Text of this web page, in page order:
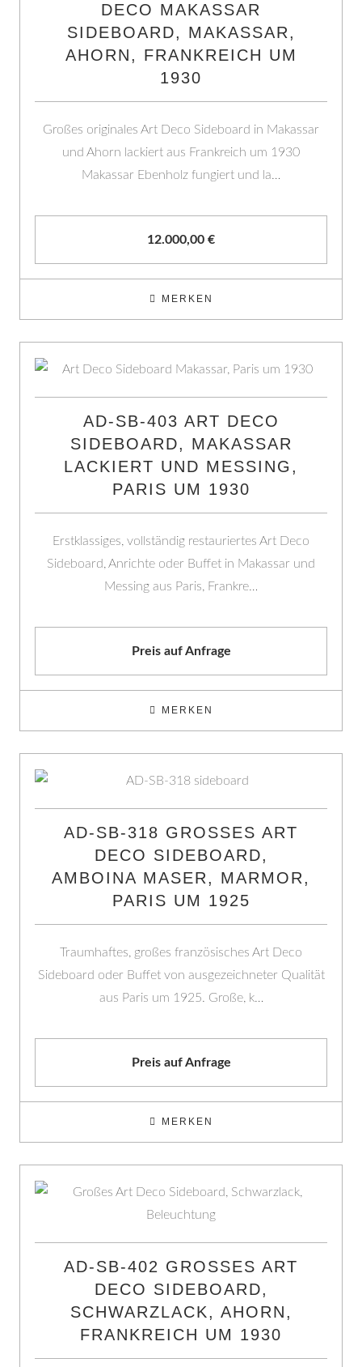
ECO MAKASSAR S
IDEBOARD, MAKASSAR, A
HORN, FRANKREICH UM 1
930
Großes originales Art Deco Sideboard in Makassar
und Ahorn lackiert aus Frankreich um 1930
Makassar Ebenholz fungiert und la…
12.000,00 €
MERKEN
AD-SB-403 ART DECO
SIDEBOARD, MAKASSAR
LACKIERT UND MESSING,
PARIS UM 1930
Erstklassiges, vollständig restauriertes Art Deco
Sideboard, Anrichte oder Buffet in Makassar und
Messing aus Paris, Frankre…
Preis auf Anfrage
MERKEN
AD-SB-318 GROSSES ART D
ECO SIDEBOARD, A
MBOINA MASER, MARMOR, P
ARIS UM 1925
Traumhaftes, großes französisches Art Deco
Sideboard oder Buffet von ausgezeichneter Qualität
aus Paris um 1925. Große, k…
Preis auf Anfrage
MERKEN
AD-SB-402 GROSSES ART D
ECO SIDEBOARD, S
CHWARZLACK, AHORN, F
RANKREICH UM 1930